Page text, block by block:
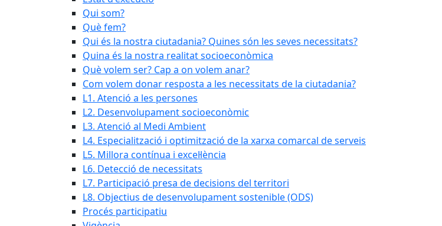
Qui som?
Què fem?
Qui és la nostra ciutadania? Quines són les seves necessitats?
Quina és la nostra realitat socioeconòmica
Què volem ser? Cap a on volem anar?
Com volem donar resposta a les necessitats de la ciutadania?
L1. Atenció a les persones
L2. Desenvolupament socioeconòmic
L3. Atenció al Medi Ambient
L4. Especialització i optimització de la xarxa comarcal de serveis
L5. Millora contínua i excel·lència
L6. Detecció de necessitats
L7. Participació presa de decisions del territori
L8. Objectius de desenvolupament sostenible (ODS)
Procés participatiu